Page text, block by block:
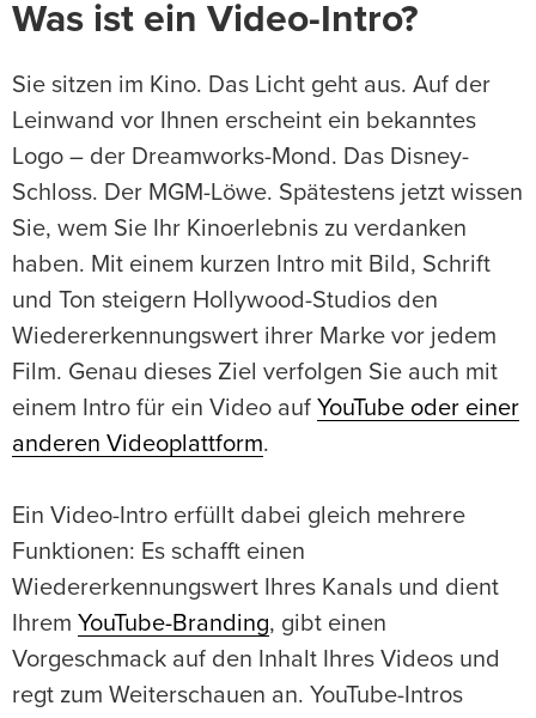
Was ist ein Video-Intro?
Sie sitzen im Kino. Das Licht geht aus. Auf der
Leinwand vor Ihnen erscheint ein bekanntes
Logo – der Dreamworks-Mond. Das Disney-
Schloss. Der MGM-Löwe. Spätestens jetzt wissen
Sie, wem Sie Ihr Kinoerlebnis zu verdanken
haben. Mit einem kurzen Intro mit Bild, Schrift
und Ton steigern Hollywood-Studios den
Wiedererkennungswert ihrer Marke vor jedem
Film. Genau dieses Ziel verfolgen Sie auch mit
einem Intro für ein Video auf YouTube oder einer
anderen Videoplattform.
Ein Video-Intro erfüllt dabei gleich mehrere
Funktionen: Es schafft einen
Wiedererkennungswert Ihres Kanals und dient
Ihrem YouTube-Branding, gibt einen
Vorgeschmack auf den Inhalt Ihres Videos und
regt zum Weiterschauen an. YouTube-Intros